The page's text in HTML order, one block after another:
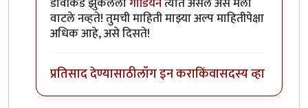
वाटले नव्हते! तुमची माहिती माझ्या अल्प माहितीपेक्षा
अधिक आहे, असे दिसते!
प्रतिसाद देण्यासाठीलॉग इन कराकिंवासदस्य व्हा